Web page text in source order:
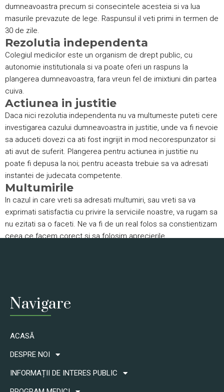
dumneavoastra precum si consecintele acesteia si va lua
masurile prevazute de lege. Raspunsul il veti primi in termen de
30 de zile.
Rezolutia independenta
Colegiul medicilor este un organism de drept public, cu
autonomie institutionala si va poate oferi un raspuns la
plangerea dumneavoastra, fara vreun fel de imixtiuni din partea
cuiva.
Actiunea in justitie
Daca nici rezolutia independenta nu va multumeste puteti cere
investigarea cazului dumneavoastra in justitie, unde va fi nevoie
sa aduceti dovezi ca ati fost ingrijit in mod necorespunzator si
ati avut de suferit. Plangerea pentru actiunea in justitie nu
poate fi depusa la noi; pentru aceasta trebuie sa va adresati
instantei de judecata competente.
Multumirile
In cazul in care vreti sa adresati multumiri, sau vreti sa va
exprimati satisfactia cu privire la serviciile noastre, va rugam sa
nu ezitati sa o faceti. Ne va fi de un real folos sa constientizam
ceea ce facem corect si sa folosim aprecierile
Navigare
ACASĂ
DESPRE NOI
INFORMAȚII DE INTERES PUBLIC